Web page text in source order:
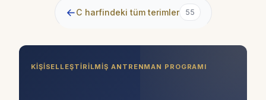
←C harfindeki tüm terimler 55
KIŞISELLEŞTIRILMIŞ ANTRENMAN PROGRAMI